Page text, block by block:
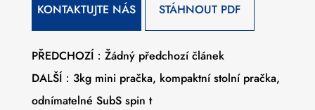
KONTAKTUJTE NÁS STÁHNOUT PDF
PŘEDCHOZÍ：Žádný předchozí článek
DALŠÍ：3kg mini pračka, kompaktní stolní pračka,
odnímatelné SubS spin t